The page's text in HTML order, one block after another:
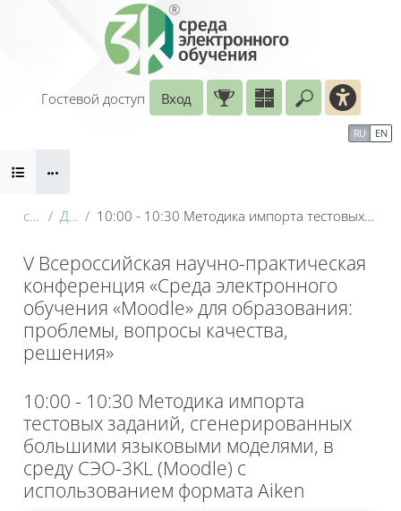
Перейти к основному содержанию
Введите
Гостевой доступ
Вход
RU EN
Блоки
conf_2026 День 3: 21 мая 10:00 - 10:30 Методика импорта тестовых заданий, сгенерированных большими языковыми моделями, в среду СЭО-3KL (Moodle) с использованием формата Aiken
V Всероссийская научно-практическая
конференция «Среда электронного
обучения «Moodle» для образования:
проблемы, вопросы качества,
решения»
10:00 - 10:30 Методика импорта
тестовых заданий, сгенерированных
большими языковыми моделями, в
среду СЭО-3KL (Moodle) с
использованием формата Aiken